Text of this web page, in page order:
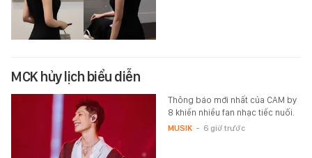
MCK hủy lịch biểu diễn
Thông báo mới nhất của CAM by
8 khiến nhiều fan nhạc tiếc nuối.
MUSIK - 6 giờ trước